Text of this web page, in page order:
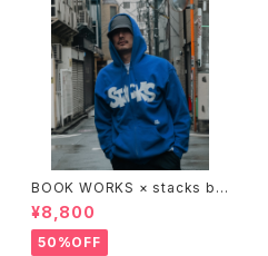
BOOK WORKS × stacks bo
okstore "Jimbocho Beat Li
brary zip up hood"
¥8,800
50%OFF